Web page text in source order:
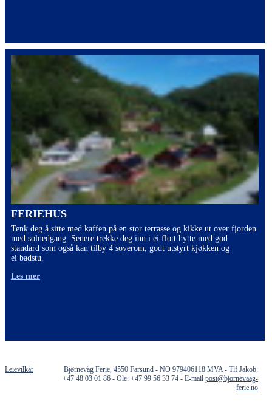
FERIEHUS
Tenk deg å sitte med kaffen på en stor terrasse og kikke ut over fjorden
med solnedgang. Senere trekke deg inn i ei flott hytte med god
standard som også kan tilby 4 soverom, godt utstyrt kjøkken og
ei badstu.
Les mer
Leievilkår
Bjørnevåg Ferie, 4550 Farsund - NO 979406118 MVA - Tlf Jakob:
+47 48 03 01 86 - Ole: +47 99 56 33 74 - E-mail post@bjornevaag-
ferie.no